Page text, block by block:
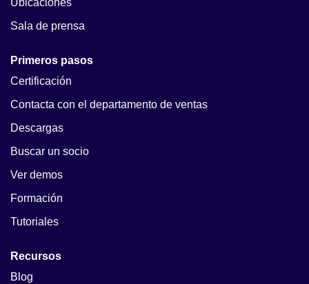
Ubicaciones
Sala de prensa
Primeros pasos
Certificación
Contacta con el departamento de ventas
Descargas
Buscar un socio
Ver demos
Formación
Tutoriales
Recursos
Blog